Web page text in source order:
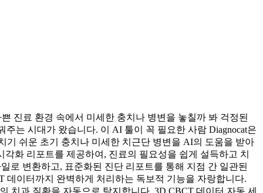
진료 환경 속에서 미세한 충치나 병변을 놓칠까 봐 걱정된
는 시대가 왔습니다. 이 AI 툴이 꼭 필요한 사람 Diagnocat은
기 쉬운 초기 충치나 미세한 치근단 병변을 AI의 도움을 받아
화 리포트를 제공하여, 진료의 필요성을 쉽게 설득하고 치
로 변환하고, 표준화된 진단 리포트를 통해 지점 간 일관된
데이터까지 완벽하게 처리하는 독보적 기능을 자랑합니다.
치과 질환을 자동으로 탐지합니다. 3D CBCT 데이터 자동 세